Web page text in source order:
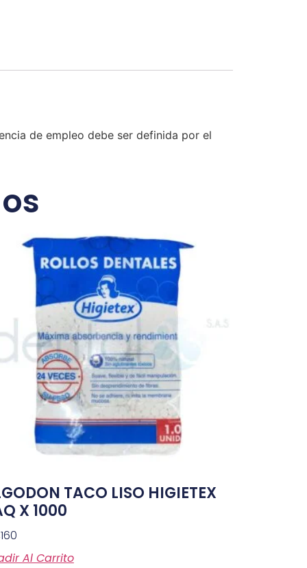
de empleo debe ser definida por el
TACO LISO HIGIETEX
X 1000
Al Carrito